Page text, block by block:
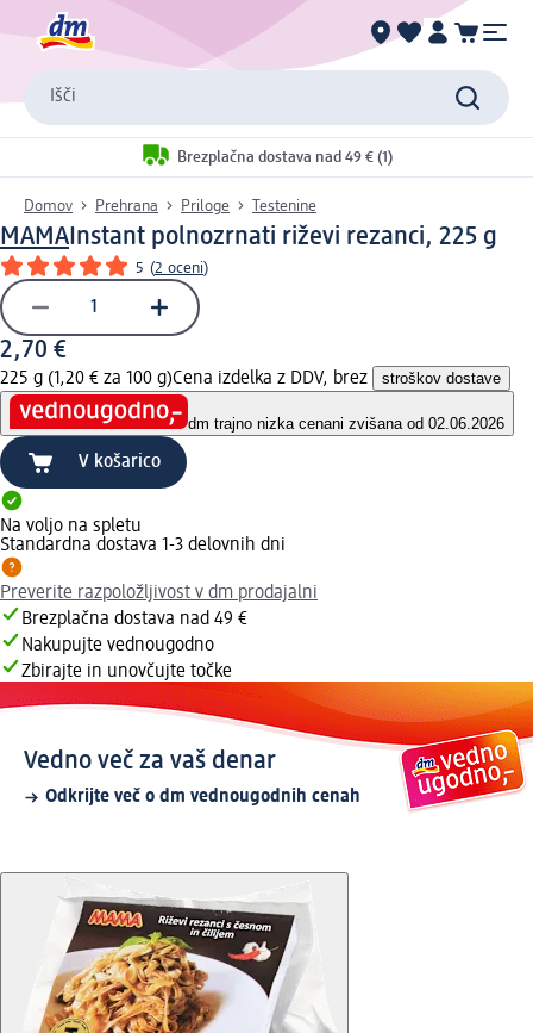
Išči
Brezplačna dostava nad 49 € (1)
Domov Prehrana Priloge Testenine
MAMA Instant polnozrnati riževi rezanci, 225 g
5 (2 oceni)
2,70 €
225 g (1,20 € za 100 g)Cena izdelka z DDV, brez stroškov dostave
dm trajno nizka cenani zvišana od 02.06.2026
V košarico
Na voljo na spletu
Standardna dostava 1-3 delovnih dni
Preverite razpoložljivost v dm prodajalni
Brezplačna dostava nad 49 €
Nakupujte vednougodno
Zbirajte in unovčujte točke
Vedno več za vaš denar
Odkrijte več o dm vednougodnih cenah